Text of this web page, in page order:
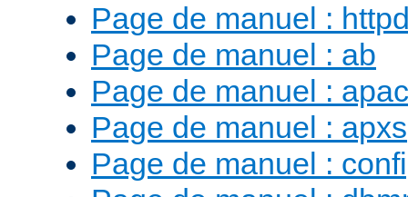
Page de manuel :
Page de manuel : ab
Page de manuel :
Page de manuel : apxs
Page de manuel :